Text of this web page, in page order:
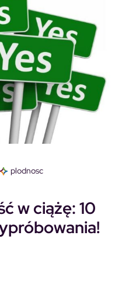
plodnosc
w ciążę: 10